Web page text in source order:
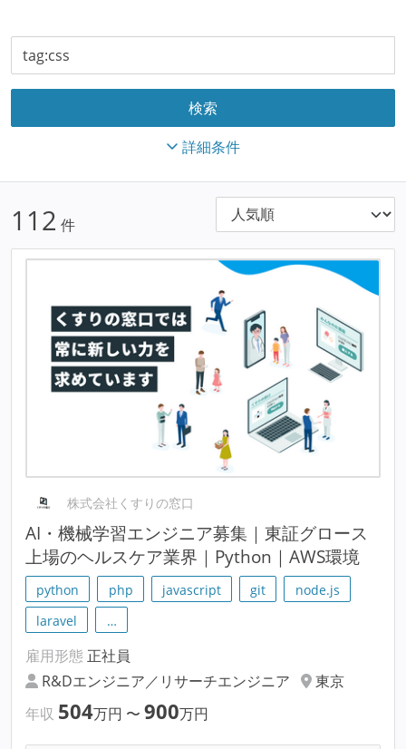
詳細条件
112 件
株式会社くすりの窓口
AI・機械学習エンジニア募集｜東証グロース
上場のヘルスケア業界｜Python｜AWS環境
python php javascript git
node.js
laravel
…
雇用形態 正社員
R&Dエンジニア／リサーチエンジニア
東京
年収 504万円 〜 900万円